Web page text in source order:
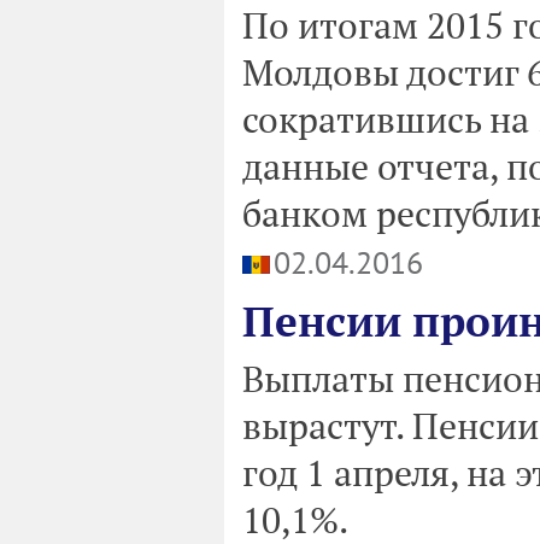
По итогам 2015
Молдовы достиг
сократившись
данные отчета,
банком
02.04.2016
Пенсии
Выплаты
вырастут.
год 1 апреля, на
10,1%.